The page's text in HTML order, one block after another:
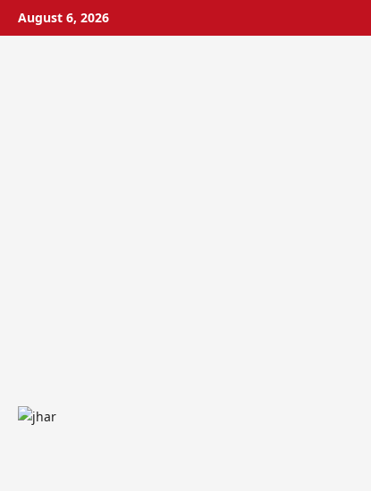
SkipAugust 6, 2026